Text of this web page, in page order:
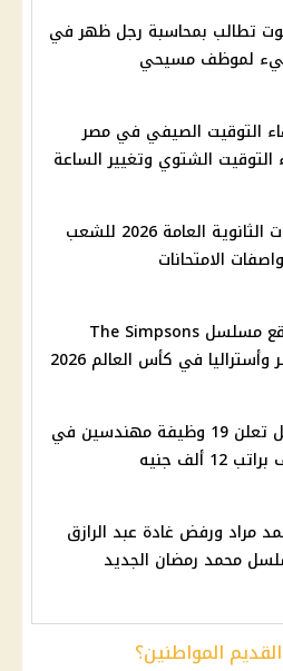
تطالب بمحاسبة رجل ظهر في
لموظف مسيحي
التوقيت الصيفي في مصر
توزيع درجات الثانوية العامة 2026 للشعب
الامتحانات
حقيقة توقع مسلسل The Simpsons
وأستراليا في كأس العالم 2026
وزارة العمل تعلن 19 وظيفة مهندسين في
ألف جنيه
مراد ورفض غادة عبد الرازق
محمد رمضان الجديد
المواطنين؟